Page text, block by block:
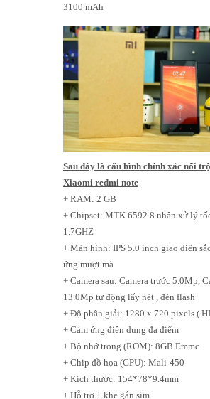
3100 mAh
Sau đây là cấu hình chính xác nổi
Xiaomi redmi note
+ RAM: 2 GB
+ Chipset: MTK 6592 8 nhân xử lý
1.7GHZ
+ Màn hình: IPS 5.0 inch giao diện
ứng mượt mà
+ Camera sau: Camera trước 5.0Mp,
13.0Mp tự động lấy nét , đèn flash
+ Độ phân giải: 1280 x 720 pixels (
+ Cảm ứng điện dung đa điểm
+ Bộ nhớ trong (ROM): 8GB Emmc
+ Chip đồ họa (GPU): Mali-450
+ Kích thước: 154*78*9.4mm
+ Hỗ trợ 1 khe gắn sim